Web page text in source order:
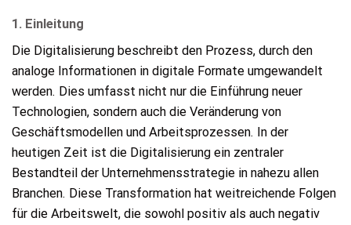
1. Einleitung
Die Digitalisierung beschreibt den Prozess, durch den
analoge Informationen in digitale Formate umgewandelt
werden. Dies umfasst nicht nur die Einführung neuer
Technologien, sondern auch die Veränderung von
Geschäftsmodellen und Arbeitsprozessen. In der
heutigen Zeit ist die Digitalisierung ein zentraler
Bestandteil der Unternehmensstrategie in nahezu allen
Branchen. Diese Transformation hat weitreichende Folgen
für die Arbeitswelt, die sowohl positiv als auch negativ